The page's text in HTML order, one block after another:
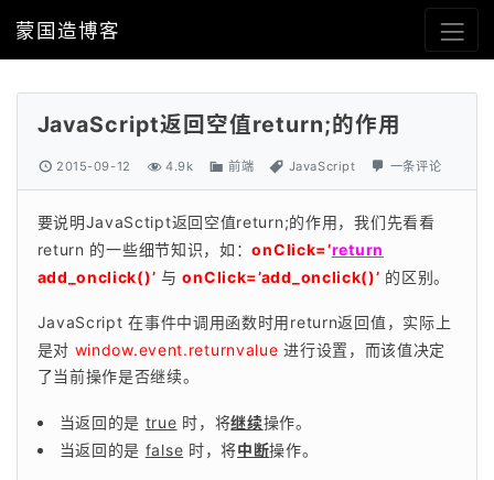
蒙国造博客
JavaScript返回空值return;的作用
2015-09-12 4.9k 前端 JavaScript 一条评论
要说明JavaSctipt返回空值return;的作用，我们先看看
return 的一些细节知识，如：onClick=’return
add_onclick()’ 与 onClick=’add_onclick()’ 的区别。
JavaScript 在事件中调用函数时用return返回值，实际上
是对 window.event.returnvalue 进行设置，而该值决定
了当前操作是否继续。
当返回的是 true 时，将继续操作。
当返回的是 false 时，将中断操作。